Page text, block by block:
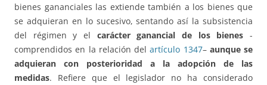
bienes gananciales las extiende también a los bienes que
se adquieran en lo sucesivo, sentando así la subsistencia
del régimen y el carácter ganancial de los bienes -
comprendidos en la relación delartículo 1347– aunque se
adquieran con posterioridad a la adopción de las
medidas. Refiere que el legislador no ha considerado